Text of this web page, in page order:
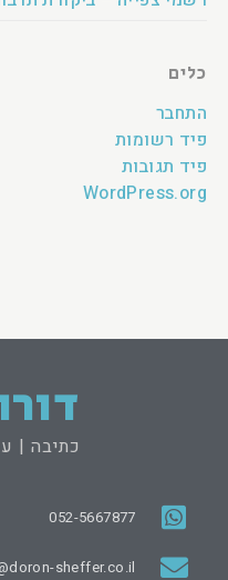
כלים
התחבר
פיד רשומות
פיד תגובות
WordPress.org
כתיבה |
052-5667877
sheffer.co.il